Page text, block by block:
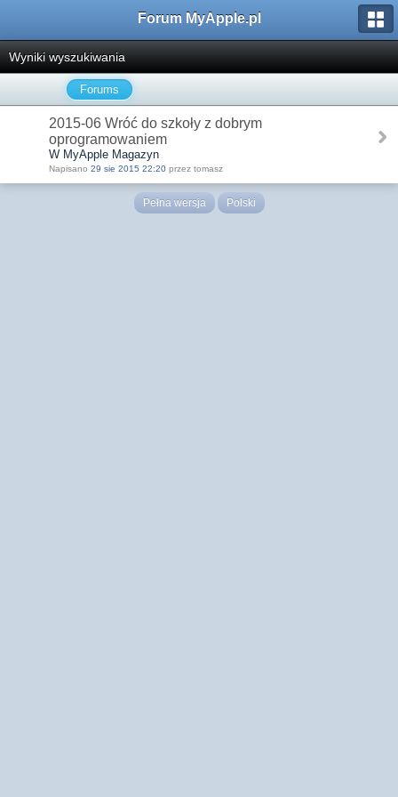
Forum MyApple.pl
Wyniki wyszukiwania
Forums
2015-06 Wróć do szkoły z dobrym
oprogramowaniem
W MyApple Magazyn
Napisano 29 sie 2015 22:20 przez tomasz
Pełna wersja Polski